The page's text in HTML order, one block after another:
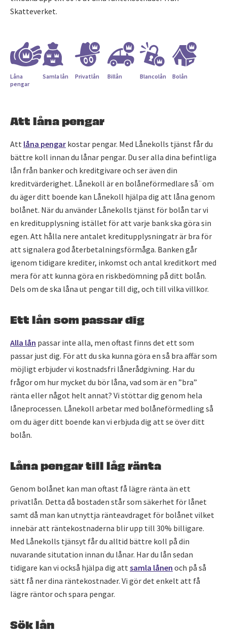
Skatteverket.
Låna
pengar
Samla lån Privatlån Billån Blancolån Bolån
Att låna pengar
Att låna pengar kostar pengar. Med Lånekolls tjänst får du
bättre koll innan du lånar pengar. Du ser alla dina befintliga
lån från banker och kreditgivare och ser även din
kreditvärderighet. Lånekoll är en bolåneförmedlare så¨om
du äger ditt boende kan Lånekoll hjälpa dig att låna genom
bolånet. När du använder Lånekolls tjänst för bolån tar vi
en kreditupplysning istället för att varje bank ska göra sin
egen. Att hålla nere antalet kreditupplysningatr är bra för
att signalera god återbetalningsförmåga. Banken går
igenom tidigare krediter, inkomst och antal kreditkort med
mera för att kunna göra en riskbedömning på ditt bolån.
Dels om de ska låna ut pengar till dig, och till vilka villkor.
Ett lån som passar dig
Alla lån passar inte alla, men oftast finns det ett som
passar just dig. För att du ska kunna göra en så bra affär som
möjligt erbjuder vi kostnadsfri lånerådgivning. Har du
frågor om hur mycket du bör låna, vad som är en ”bra”
ränta eller något helt annat? Vi stöttar dig genom hela
låneprocessen. Lånekoll arbetar med bolåneförmedling så
om du äger ditt boende kan vi erbjuda dig att se över ditt
bolån.
Låna pengar till låg ränta
Genom bolånet kan man oftast få lägre ränta än ett
privatlån. Detta då bostaden står som säkerhet för lånet
samt då man kan utnyttja ränteavdraget för bolånet vilket
innebär att räntekostnaderna blir upp till 30% billigare.
Med Lånekolls tjänsyt får du alltid bättre koll på din
nuvarande situtation innan du lånar. Har du lån sedan
tidigare kan vi också hjälpa dig att samla lånen och på så
sätt få ner dina räntekostnader. Vi gör det enkelt att få
lägre räntor och spara pengar.
Sök lån